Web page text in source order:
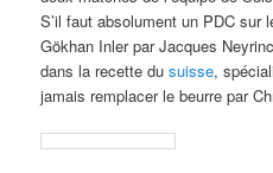
S’il faut absolument un PDC sur
Gökhan Inler par Jacques
dans la recette dusuisse,
jamais remplacer le beurre par